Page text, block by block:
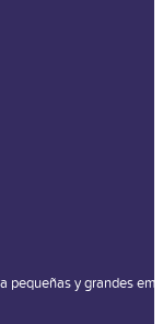
pequeñas y grandes